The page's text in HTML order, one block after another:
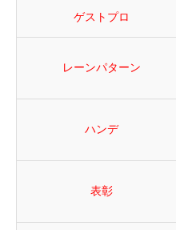
ゲストプロ
レーンパターン
ハンデ
表彰